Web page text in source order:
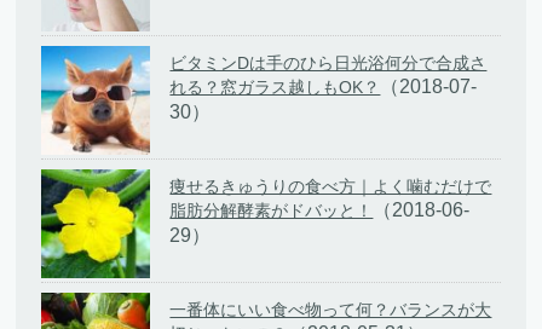
ビタミンDは手のひら日光浴何分で合成さ
れる？窓ガラス越しもOK？
（2018-07-
30）
痩せるきゅうりの食べ方｜よく噛むだけで
脂肪分解酵素がドバッと！
（2018-06-
29）
一番体にいい食べ物って何？バランスが大